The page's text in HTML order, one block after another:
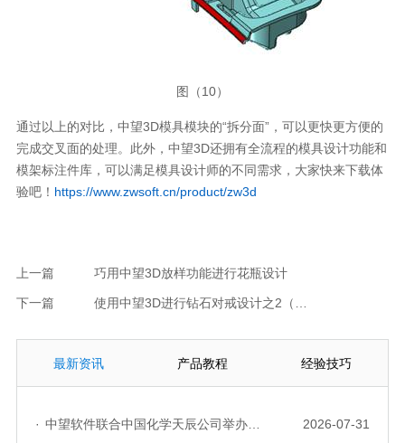
图（10）
通过以上的对比，中望3D模具模块的“拆分面”，可以更快更方便的
完成交叉面的处理。此外，中望3D还拥有全流程的模具设计功能和
模架标注件库，可以满足模具设计师的不同需求，大家快来下载体
验吧！ https://www.zwsoft.cn/product/zw3d
上一篇 巧用中望3D放样功能进行花瓶设计
下一篇
最新资讯 产品教程 经验技巧
· 中望软件联合中国化学天辰公司举办“走进标杆企业”研讨会，共探流程工业数字化创新实践 2026-07-31